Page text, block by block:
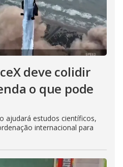
deve colidir
o que pode
ajudará estudos científicos,
internacional para